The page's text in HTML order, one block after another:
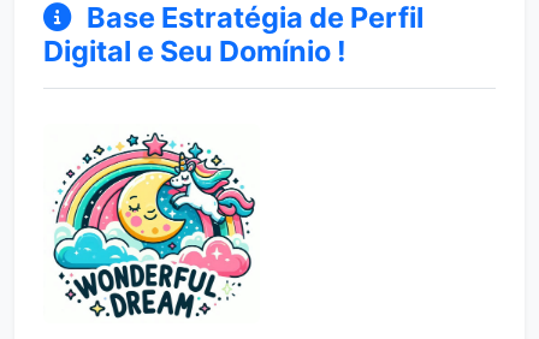
Base Estratégia de Perfil
Digital e Seu Domínio !